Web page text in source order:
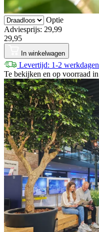
Optie
Adviesprijs: 29,99
29,95
In winkelwagen
Levertijd: 1-2 werkdagen
Te bekijken en op voorraad in